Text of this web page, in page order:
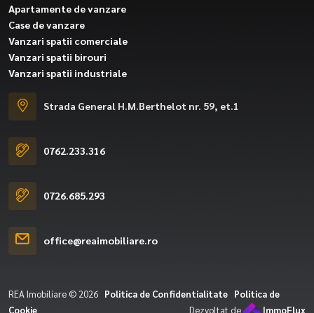
Apartamente de vanzare
Case de vanzare
Vanzari spatii comerciale
Vanzari spatii birouri
Vanzari spatii industriale
Strada General H.M.Berthelot nr. 59, et.1
0762.233.316
0726.685.293
office@reaimobiliare.ro
REA Imobiliare © 2026 Politica de Confidentialitate Politica de
Cookie
Dezvoltat de ImmoFlux